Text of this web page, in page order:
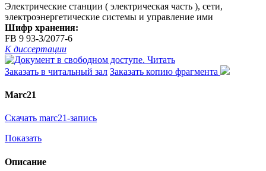
Электрические станции ( электрическая часть ), сети,
электроэнергетические системы и управление ими
Шифр хранения:
FB 9 93-3/2077-6
К диссертации
Читать
Заказать в читальный зал Заказать копию фрагмента
Marc21
Скачать marc21-запись
Показать
Описание